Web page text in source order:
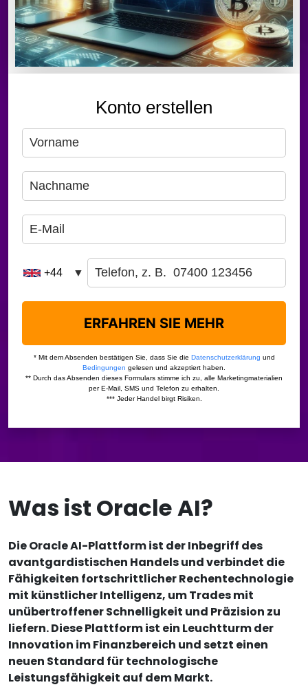
Was ist Oracle AI?
Die Oracle AI-Plattform ist der Inbegriff des
avantgardistischen Handels und verbindet die
Fähigkeiten fortschrittlicher Rechentechnologie
mit künstlicher Intelligenz, um Trades mit
unübertroffener Schnelligkeit und Präzision zu
liefern. Diese Plattform ist ein Leuchtturm der
Innovation im Finanzbereich und setzt einen
neuen Standard für technologische
Leistungsfähigkeit auf dem Markt.